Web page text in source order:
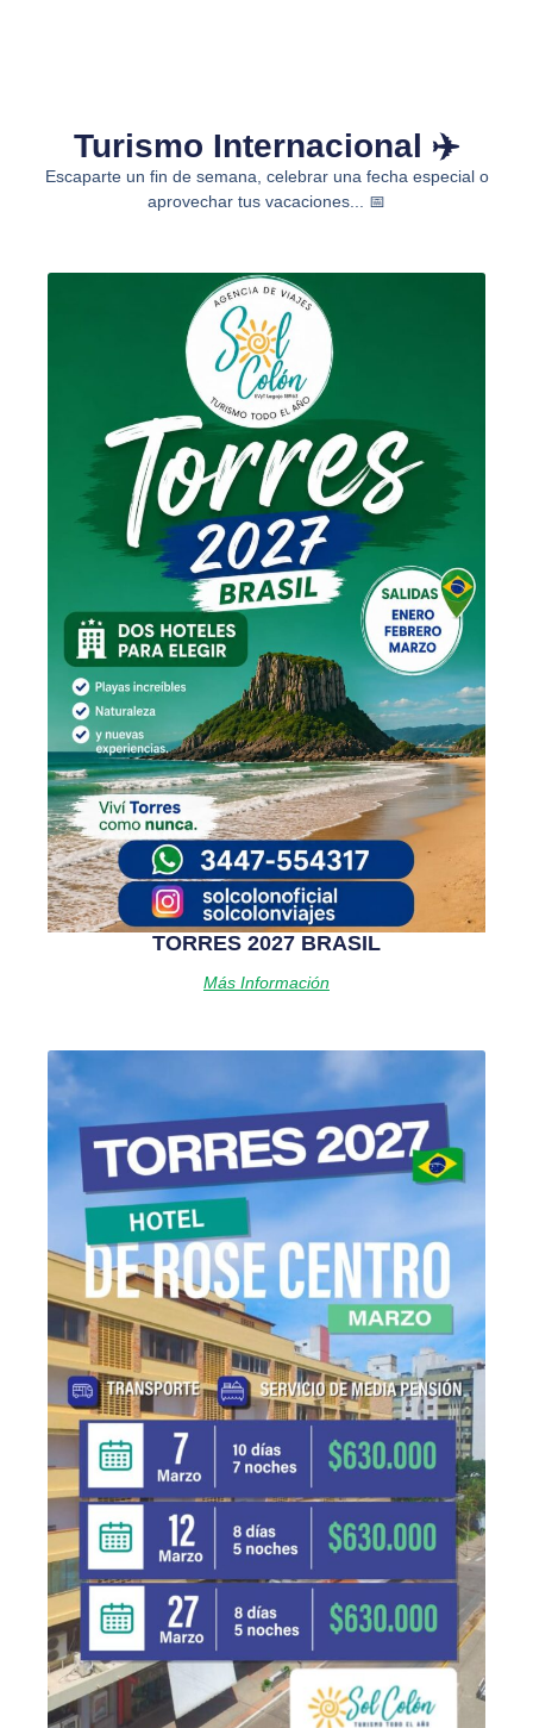
Turismo Internacional ✈️
Escaparte un fin de semana, celebrar una fecha especial o
aprovechar tus vacaciones... 📅
TORRES 2027 BRASIL
Más Información